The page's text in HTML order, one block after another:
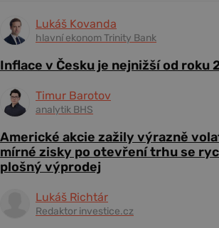
Lukáš Kovanda
hlavní ekonom Trinity Bank
Inflace v Česku je nejnižší od roku
Timur Barotov
analytik BHS
Americké akcie zažily výrazně
mírné zisky po otevření trhu se
plošný výprodej
Lukáš Richtár
Redaktor investice.cz